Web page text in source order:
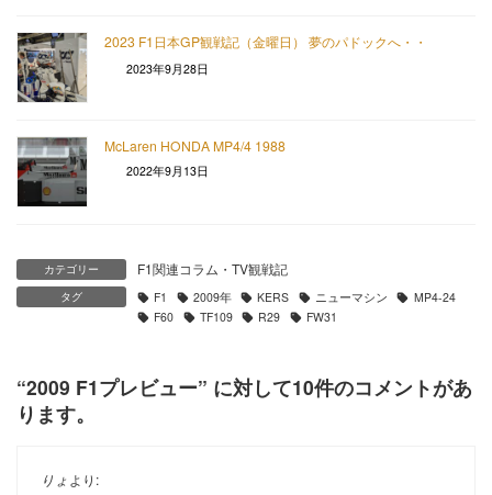
2023 F1日本GP観戦記（金曜日） 夢のパドックへ・・
2023年9月28日
McLaren HONDA MP4/4 1988
2022年9月13日
カテゴリー F1関連コラム・TV観戦記
タグ F1 2009年 KERS ニューマシン
MP4-24
F60
TF109 R29 FW31
“2009 F1プレビュー” に対して10件のコメントがあ
ります。
りょ より: